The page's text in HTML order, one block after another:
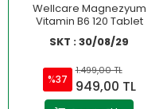
Wellcare Magnezyum
Vitamin B6 120 Tablet
SKT : 30/08/29
%37
1.499,00 TL
949,00 TL